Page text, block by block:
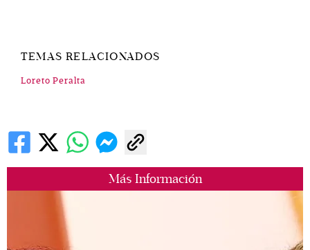
Más Información
TEMAS RELACIONADOS
Loreto Peralta